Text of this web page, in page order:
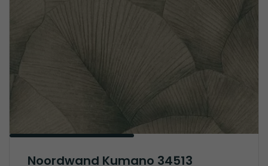
Noordwand Kumano 34513